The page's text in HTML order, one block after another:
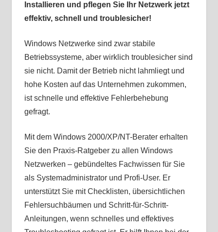
Installieren und pflegen Sie Ihr Netzwerk jetzt
effektiv, schnell und troublesicher!
Windows Netzwerke sind zwar stabile
Betriebssysteme, aber wirklich troublesicher sind
sie nicht. Damit der Betrieb nicht lahmliegt und
hohe Kosten auf das Unternehmen zukommen,
ist schnelle und effektive Fehlerbehebung
gefragt.
Mit dem Windows 2000/XP/NT-Berater erhalten
Sie den Praxis-Ratgeber zu allen Windows
Netzwerken – gebündeltes Fachwissen für Sie
als Systemadministrator und Profi-User. Er
unterstützt Sie mit Checklisten, übersichtlichen
Fehlersuchbäumen und Schritt-für-Schritt-
Anleitungen, wenn schnelles und effektives